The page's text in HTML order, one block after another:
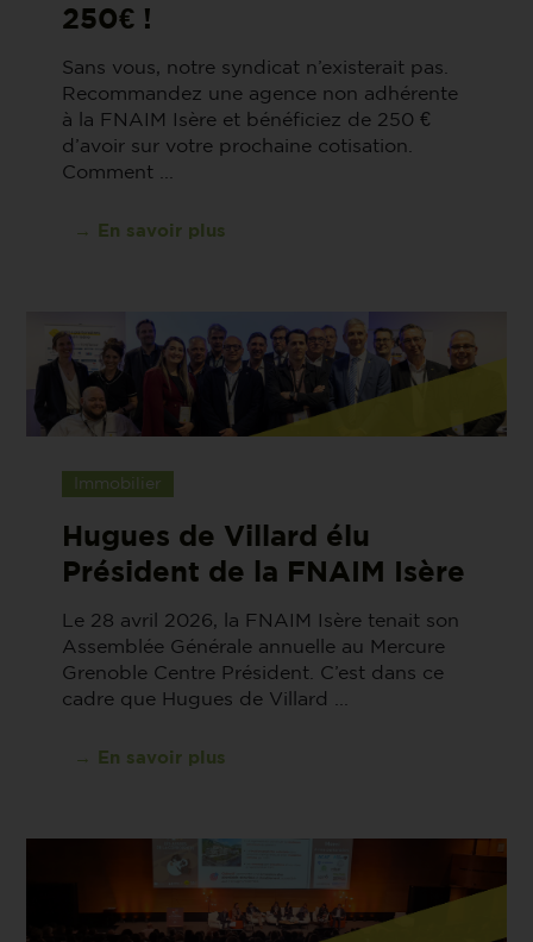
250€ !
Sans vous, notre syndicat n’existerait pas.
Recommandez une agence non adhérente
à la FNAIM Isère et bénéficiez de 250 €
d’avoir sur votre prochaine cotisation.
Comment ...
→ En savoir plus
Immobilier
Hugues de Villard élu
Président de la FNAIM Isère
Le 28 avril 2026, la FNAIM Isère tenait son
Assemblée Générale annuelle au Mercure
Grenoble Centre Président. C’est dans ce
cadre que Hugues de Villard ...
→ En savoir plus